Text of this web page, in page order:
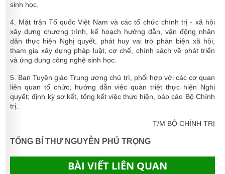
sinh học.
4. Mặt trận Tổ quốc Việt Nam và các tổ chức chính trị - xã hội
xây dựng chương trình, kế hoạch hướng dẫn, vận động nhân
dân thực hiện Nghị quyết, phát huy vai trò phản biện xã hội,
tham gia xây dựng pháp luật, cơ chế, chính sách về phát triển
và ứng dụng công nghệ sinh học.
5. Ban Tuyên giáo Trung ương chủ trì, phối hợp với các cơ quan
liên quan tổ chức, hướng dẫn việc quán triệt thực hiện Nghị
quyết; định kỳ sơ kết, tổng kết việc thực hiện, báo cáo Bộ Chính
trị.
T/M BỘ CHÍNH TRỊ
TỔNG BÍ THƯ NGUYỄN PHÚ TRỌNG
BÀI VIẾT LIÊN QUAN